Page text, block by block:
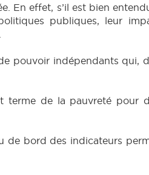
En effet, s’il est bien
publiques, leur
pouvoir indépendants qui,
terme de la pauvreté pour
de bord des indicateurs